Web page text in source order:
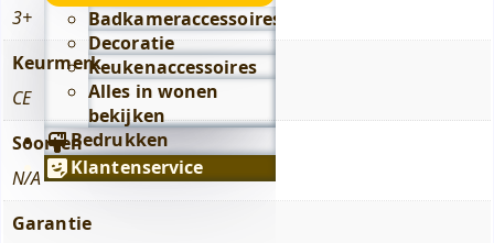
submenu
Badkameraccessoires
Decoratie
Keukenaccessoires
Alles in wonen
bekijken
Bedrukken
Klantenservice
3+
Keurmerk
CE
Soorten
N/A
Garantie